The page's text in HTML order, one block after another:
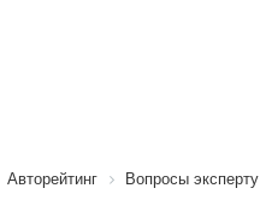
Авторейтинг Вопросы эксперту